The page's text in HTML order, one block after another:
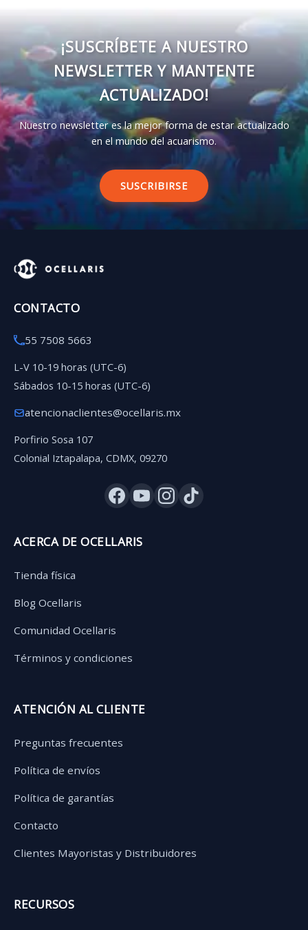
¡SUSCRÍBETE A NUESTRO
NEWSLETTER Y MANTENTE
ACTUALIZADO!
Nuestro newsletter es la mejor forma de estar actualizado
en el mundo del acuarismo.
SUSCRIBIRSE
CONTACTO
55 7508 5663
L-V 10-19 horas (UTC-6)
Sábados 10-15 horas (UTC-6)
atencionaclientes@ocellaris.mx
Porfirio Sosa 107
Colonial Iztapalapa, CDMX, 09270
ACERCA DE OCELLARIS
Tienda física
Blog Ocellaris
Comunidad Ocellaris
Términos y condiciones
ATENCIÓN AL CLIENTE
Preguntas frecuentes
Política de envíos
Política de garantías
Contacto
Clientes Mayoristas y Distribuidores
RECURSOS